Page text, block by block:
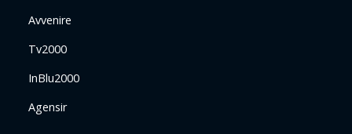
Avvenire
Tv2000
InBlu2000
Agensir